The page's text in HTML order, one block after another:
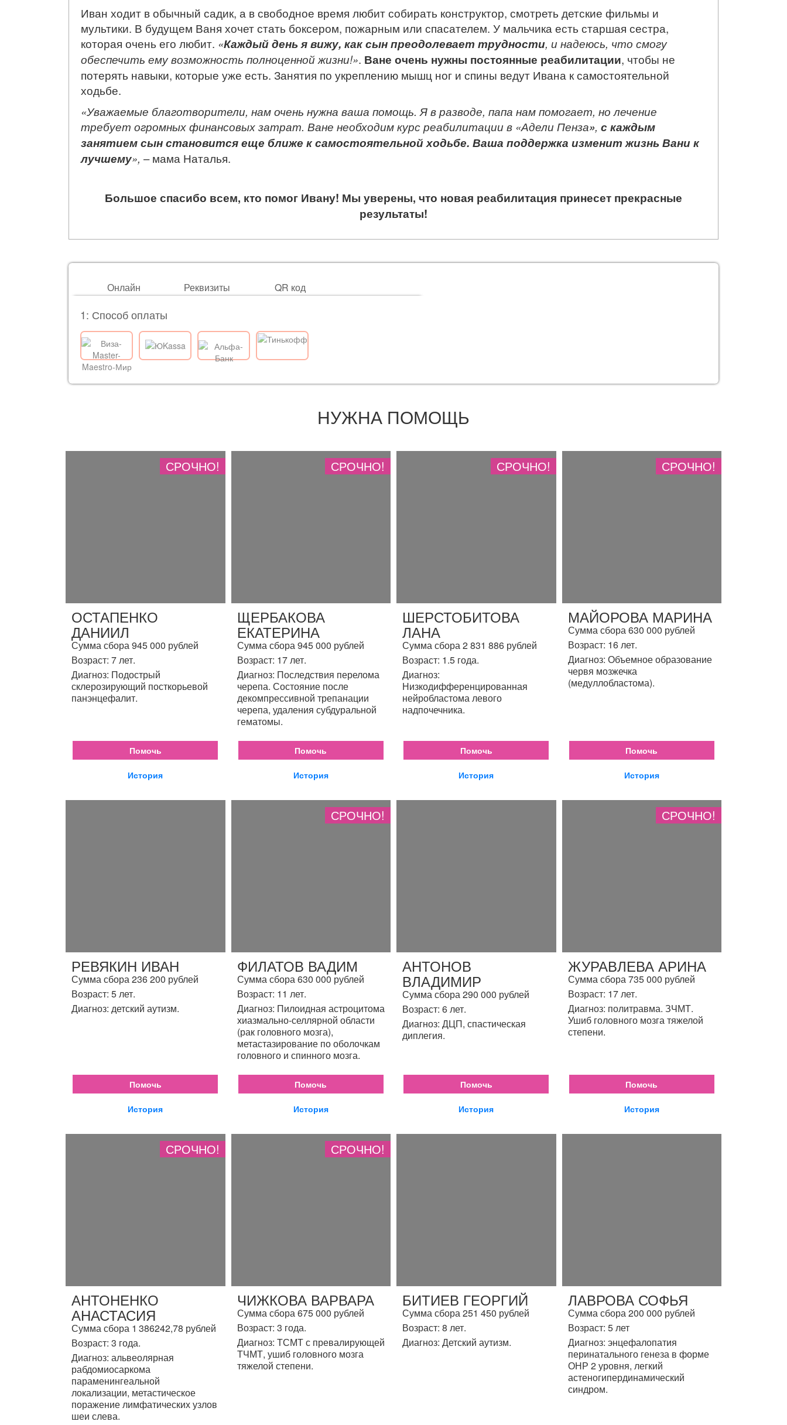
Иван ходит в обычный садик, а в свободное время любит собирать конструктор, смотреть детские фильмы и
мультики. В будущем Ваня хочет стать боксером, пожарным или спасателем. У мальчика есть старшая сестра,
которая очень его любит. «Каждый день я вижу, как сын преодолевает трудности, и надеюсь, что смогу
обеспечить ему возможность полноценной жизни!». Ване очень нужны постоянные реабилитации, чтобы не
потерять навыки, которые уже есть. Занятия по укреплению мышц ног и спины ведут Ивана к самостоятельной
ходьбе.
«Уважаемые благотворители, нам очень нужна ваша помощь. Я в разводе, папа нам помогает, но лечение
требует огромных финансовых затрат. Ване необходим курс реабилитации в «Адели Пенза», с каждым
занятием сын становится еще ближе к самостоятельной ходьбе. Ваша поддержка изменит жизнь Вани к
лучшему», – мама Наталья.
Большое спасибо всем, кто помог Ивану! Мы уверены, что новая реабилитация принесет прекрасные
результаты!
Онлайн Реквизиты QR код
1: Способ оплаты
НУЖНА ПОМОЩЬ
СРОЧНО!
ОСТАПЕНКО
ДАНИИЛ
Сумма сбора 945 000 рублей
Возраст: 7 лет.
Диагноз: Подострый
склерозирующий посткорьевой
панэнцефалит.
Помочь
История
СРОЧНО!
ЩЕРБАКОВА
ЕКАТЕРИНА
Сумма сбора 945 000 рублей
Возраст: 17 лет.
Диагноз: Последствия перелома
черепа. Состояние после
декомпрессивной трепанации
черепа, удаления субдуральной
гематомы.
Помочь
История
СРОЧНО!
ШЕРСТОБИТОВА
ЛАНА
Сумма сбора 2 831 886 рублей
Возраст: 1.5 года.
Диагноз:
Низкодифференцированная
нейробластома левого
надпочечника.
Помочь
История
СРОЧНО!
МАЙОРОВА МАРИНА
Сумма сбора 630 000 рублей
Возраст: 16 лет.
Диагноз: Объемное образование
червя мозжечка
(медуллобластома).
Помочь
История
РЕВЯКИН ИВАН
Сумма сбора 236 200 рублей
Возраст: 5 лет.
Диагноз: детский аутизм.
Помочь
История
СРОЧНО!
ФИЛАТОВ ВАДИМ
Сумма сбора 630 000 рублей
Возраст: 11 лет.
Диагноз: Пилоидная астроцитома
хиазмально-селлярной области
(рак головного мозга),
метастазирование по оболочкам
головного и спинного мозга.
Помочь
История
АНТОНОВ
ВЛАДИМИР
Сумма сбора 290 000 рублей
Возраст: 6 лет.
Диагноз: ДЦП, спастическая
диплегия.
Помочь
История
СРОЧНО!
ЖУРАВЛЕВА АРИНА
Сумма сбора 735 000 рублей
Возраст: 17 лет.
Диагноз: политравма. ЗЧМТ.
Ушиб головного мозга тяжелой
степени.
Помочь
История
СРОЧНО!
АНТОНЕНКО
АНАСТАСИЯ
Сумма сбора 1 386242,78 рублей
Возраст: 3 года.
Диагноз: альвеолярная
рабдомиосаркома
параменингеальной
локализации, метастическое
поражение лимфатических узлов
шеи слева.
СРОЧНО!
ЧИЖКОВА ВАРВАРА
Сумма сбора 675 000 рублей
Возраст: 3 года.
Диагноз: ТСМТ с превалирующей
ТЧМТ, ушиб головного мозга
тяжелой степени.
БИТИЕВ ГЕОРГИЙ
Сумма сбора 251 450 рублей
Возраст: 8 лет.
Диагноз: Детский аутизм.
ЛАВРОВА СОФЬЯ
Сумма сбора 200 000 рублей
Возраст: 5 лет
Диагноз: энцефалопатия
перинатального генеза в форме
ОНР 2 уровня, легкий
астеногипердинамический
синдром.